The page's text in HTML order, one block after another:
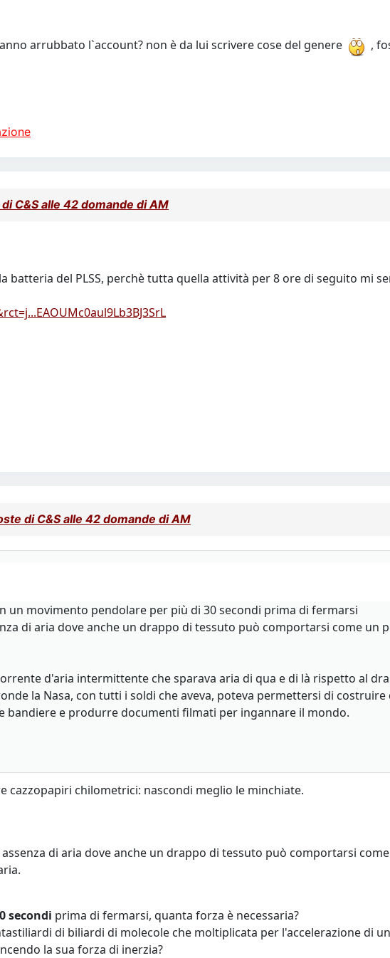
arrubbato l`account? non è da lui scrivere cose del genere ,
C&S alle 42 domande di AM
batteria del PLSS, perchè tutta quella attività per 8 ore di seguito mi
di C&S alle 42 domande di AM
un movimento pendolare per più di 30 secondi prima di fermarsi
di aria dove anche un drappo di tessuto può comportarsi come un
d'aria intermittente che sparava aria di qua e di là rispetto al
la Nasa, con tutti i soldi che aveva, poteva permettersi di
bandiere e produrre documenti filmati per ingannare il mondo.
cazzopapiri chilometrici: nascondi meglio le minchiate.
di aria dove anche un drappo di tessuto può comportarsi
secondi prima di fermarsi, quanta forza è necessaria?
di biliardi di molecole che moltiplicata per l'accelerazione di
la sua forza di inerzia?